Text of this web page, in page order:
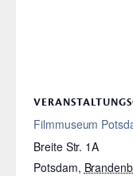
Filmmuseum
Breite Str. 1A
Potsdam,